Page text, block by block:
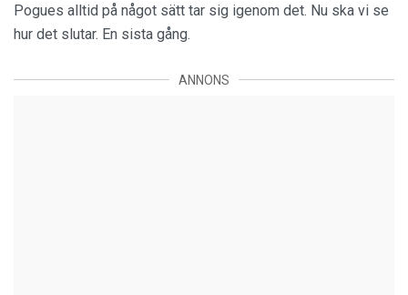
Pogues alltid på något sätt tar sig igenom det. Nu ska vi se
hur det slutar. En sista gång.
ANNONS